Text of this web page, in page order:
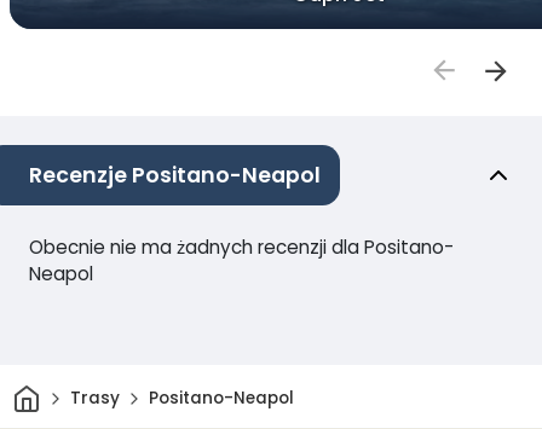
Recenzje Positano-Neapol
Obecnie nie ma żadnych recenzji dla Positano-
Neapol
DomTrasy Positano-Neapol